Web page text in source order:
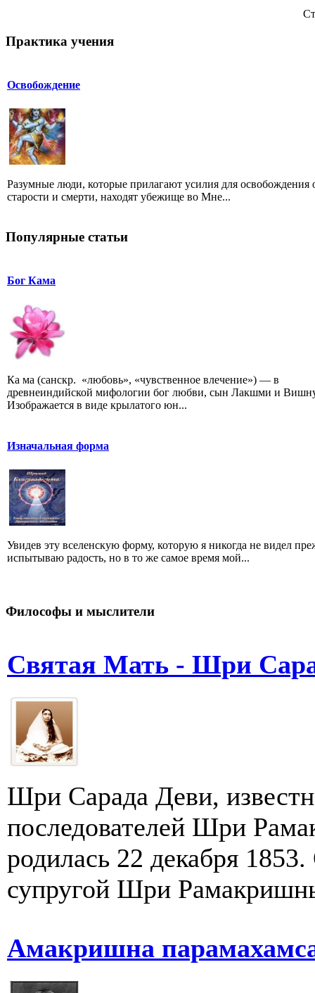
Практика учения
Освобождение
Разумные люди, которые прилагают усилия для освобождения
старости и смерти, находят убежище во Мне...
Популярные статьи
Бог Кама
Ка ма (санскр. «любовь», «чувственное влечение») — в
древнеиндийской мифологии бог любви, сын Лакшми и
Изображается в виде крылатого юн...
Изначальная форма
Увидев эту вселенскую форму, которую я никогда не видел
испытываю радость, но в то же самое время мой...
Философы и мыслители
Святая Мать - Шри
Шри Сарада Деви,
последователей Шри
родилась 22 декабря
супругой Шри
Амакришна